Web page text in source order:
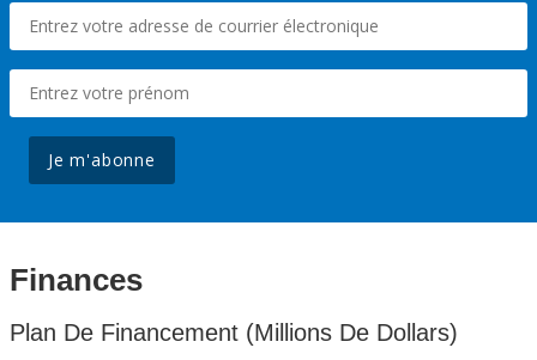
Je m'abonne
Finances
Plan De Financement (Millions De Dollars)